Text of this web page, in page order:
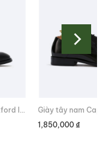
1,850,000₫